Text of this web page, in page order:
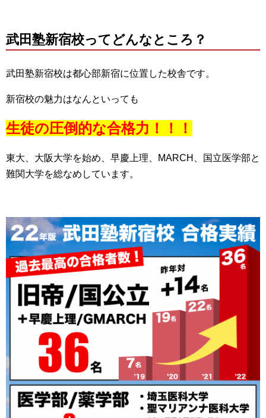
武田塾新宿校ってどんなところ？
武田塾新宿校は都心部新宿に位置した校舎です。
新宿校の魅力はなんといっても
生徒の圧倒的な合格力！！！
東大、大阪大学を始め、早慶上理、MARCH、国立医学部と
難関大学を総なめしています。